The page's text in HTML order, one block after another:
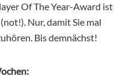
Of The Year-Award ist
Nur, damit Sie mal
Bis demnächst!